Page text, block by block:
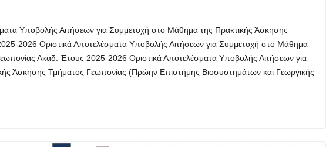
Υποβολής Αιτήσεων για Συμμετοχή στο Μάθημα της Πρακτικής Άσκησης
2026 Οριστικά Αποτελέσματα Υποβολής Αιτήσεων για Συμμετοχή στο Μάθημα
Ακαδ. Έτους 2025-2026 Οριστικά Αποτελέσματα Υποβολής Αιτήσεων για
Άσκησης Τμήματος Γεωπονίας (Πρώην Επιστήμης Βιοσυστημάτων και Γεωργικής